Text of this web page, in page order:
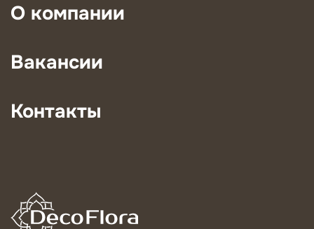
О компании
Вакансии
Контакты